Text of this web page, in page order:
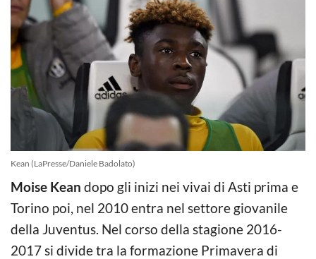
Kean (LaPresse/Daniele Badolato)
Moise Kean dopo gli inizi nei vivai di Asti prima e
Torino poi, nel 2010 entra nel settore giovanile
della Juventus. Nel corso della stagione 2016-
2017 si divide tra la formazione Primavera di